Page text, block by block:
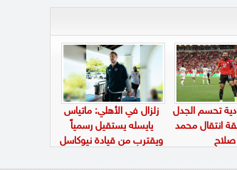
تحسم الجدل
انتقال محمد
صلاح
زلزال في الأهلي: ماتياس
يايسله يستقيل رسمياً
ويقترب من قيادة نيوكاسل